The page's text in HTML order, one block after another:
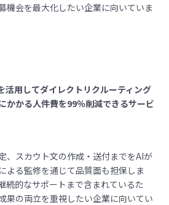
機会を最大化したい企業に向いていま
活用してダイレクトリクルーティング
かかる人件費を99％削減できるサービ
、スカウト文の作成・送付までをAIが
よる監修を通じて品質面も担保しま
続的なサポートまで含まれているた
果の両立を重視したい企業に向いてい